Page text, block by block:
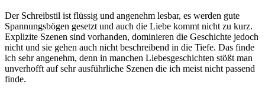
Der Schreibstil ist flüssig und angenehm lesbar, es werden gute
Spannungsbögen gesetzt und auch die Liebe kommt nicht zu kurz.
Explizite Szenen sind vorhanden, dominieren die Geschichte jedoch
nicht und sie gehen auch nicht beschreibend in die Tiefe. Das finde
ich sehr angenehm, denn in manchen Liebesgeschichten stößt man
unverhofft auf sehr ausführliche Szenen die ich meist nicht passend
finde.